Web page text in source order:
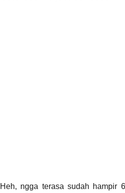
Heh, ngga terasa sudah hampir